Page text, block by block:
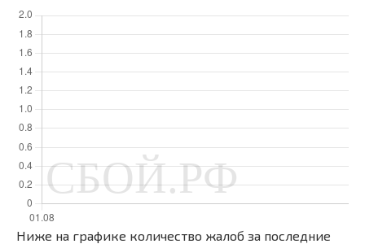
Ниже на графике количество жалоб за последние